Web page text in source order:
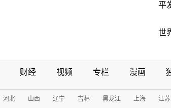
平
世
财经 视频 专栏 漫画
河北 山西 辽宁 吉林 黑龙江 上海 江苏